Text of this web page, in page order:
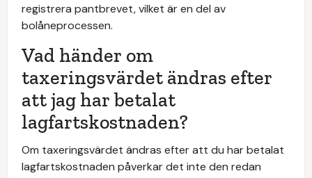
registrera pantbrevet, vilket är en del av
bolåneprocessen.
Vad händer om
taxeringsvärdet ändras efter
att jag har betalat
lagfartskostnaden?
Om taxeringsvärdet ändras efter att du har betalat
lagfartskostnaden påverkar det inte den redan